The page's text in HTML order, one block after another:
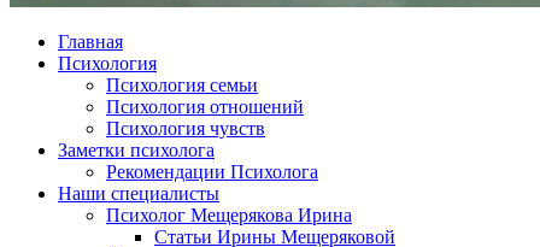
Главная
Психология
Психология семьи
Психология отношений
Психология чувств
Заметки психолога
Рекомендации Психолога
Наши специалисты
Психолог Мещерякова Ирина
Статьи Ирины Мещеряковой